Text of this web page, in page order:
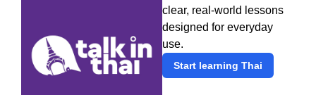
clear, real-world lessons
designed for everyday
use.
Start learning Thai